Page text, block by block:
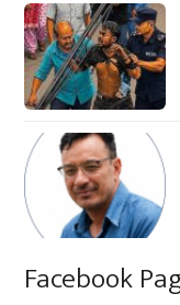
Facebook